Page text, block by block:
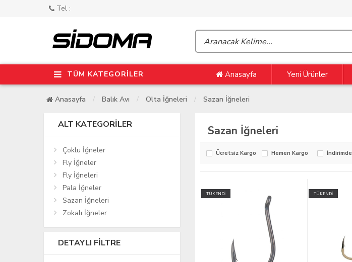
Tel :
TÜM KATEGORİLER Anasayfa Yeni Ürünler
Anasayfa Balık Avı Olta İğneleri Sazan İğneleri
ALT KATEGORILER
Çoklu İğneler
Fly İğneler
Fly İğneleri
Pala İğneler
Sazan İğneleri
Zokalı İğneler
DETAYLI FILTRE
Sazan İğneleri
Ücretsiz Kargo Hemen Kargo İndirimde
TÜKENDİ TÜKENDİ